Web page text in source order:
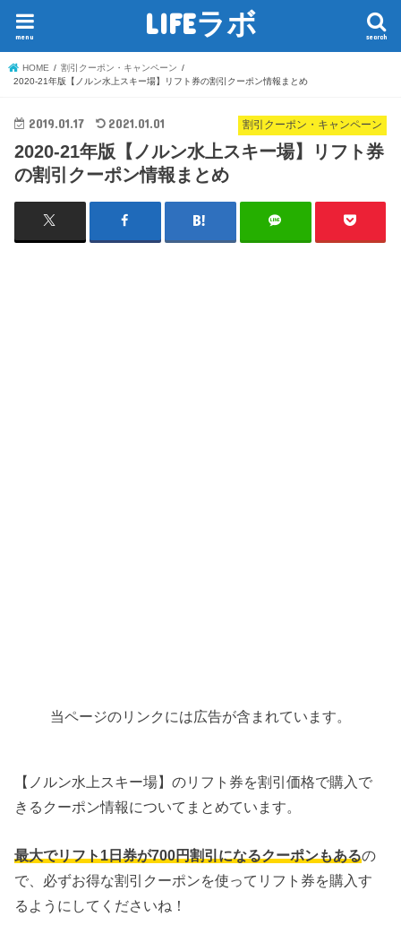
LIFEラボ search
menu
HOME
割引クーポン・キャンペーン
2020-21年版【ノルン水上スキー場】リフト券の割引クーポン情報まとめ
割引クーポン・キャンペーン
2019.01.17 2021.01.01
2020-21年版【ノルン水上スキー場】リフト券
の割引クーポン情報まとめ
当ページのリンクには広告が含まれています。
【ノルン水上スキー場】のリフト券を割引価格で購入で
きるクーポン情報についてまとめています。
最大でリフト1日券が700円割引になるクーポンもあるの
で、必ずお得な割引クーポンを使ってリフト券を購入す
るようにしてくださいね！